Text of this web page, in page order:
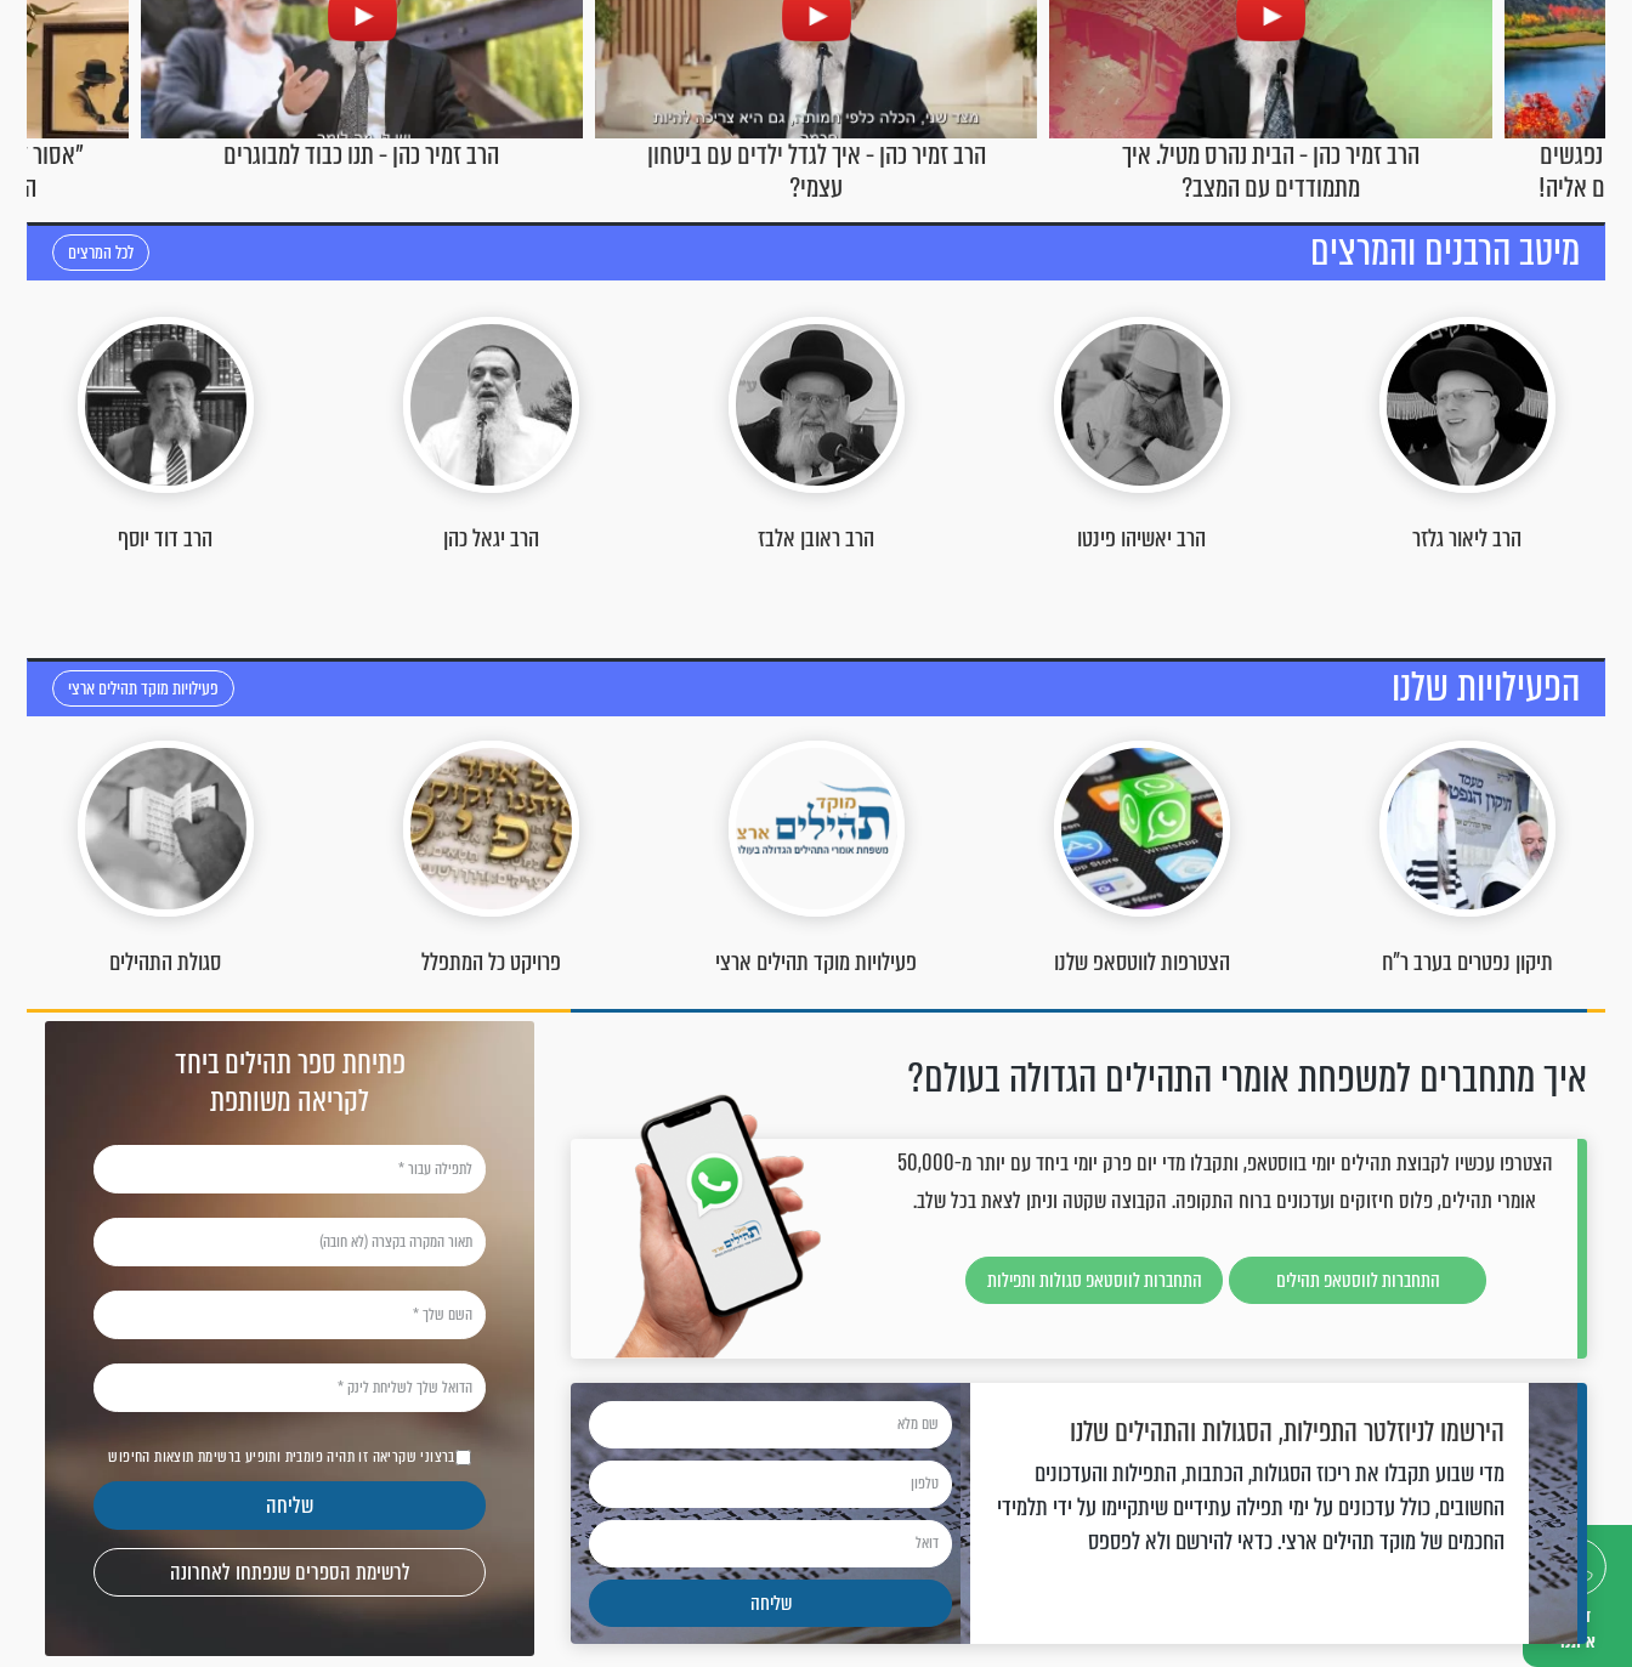
דברו
איתנו
איך
הרב זמיר כהן - איך לגדל ילדים עם ביטחון
עצמי?
הרב זמיר כהן - תנו כבוד למבוגרים
"אסור לפחד. אנחנו בידיים של בורא עולם":
הרב
מיטב הרבנים והמרצים לכל המרצים
הרב יאשיהו פינטו הרב ראובן אלבז הרב יגאל כהן הרב דוד יוסף הרב שניאור אשכנזי
הפעילויות שלנו פעילויות מוקד תהילים ארצי
הצטרפות לווטסאפ שלנו פעילויות מוקד תהילים ארצי פרויקט כל המתפלל סגולת התהילים הקדשה בווטסאפ
איך מתחברים למשפחת אומרי התהילים הגדולה בעולם?
הצטרפו עכשיו לקבוצת תהילים יומי בווסטאפ, ותקבלו מדי יום פרק יומי ביחד עם יותר מ-50,000
אומרי תהילים, פלוס חיזוקים ועדכונים ברוח התקופה. הקבוצה שקטה וניתן לצאת בכל שלב.
התחברות לווסטאפ תהילים התחברות לווסטאפ סגולות ותפילות
הירשמו לניוזלטר התפילות, הסגולות והתהילים שלנו
מדי שבוע תקבלו את ריכוז הסגולות, הכתבות, התפילות והעדכונים
החשובים, כולל עדכונים על ימי תפילה עתידיים שיתקיימו על ידי תלמידי
החכמים של מוקד תהילים ארצי. כדאי להירשם ולא לפספס
פתיחת ספר תהילים ביחד
לקריאה משותפת
ברצוני שקריאה זו תהיה פומבית ותופיע ברשימת תוצאות החיפוש
לרשימת הספרים שנפתחו לאחרונה